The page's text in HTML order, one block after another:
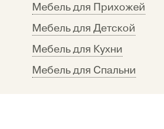
Мебель для Прихожей
Мебель для Детской
Мебель для Кухни
Мебель для Спальни